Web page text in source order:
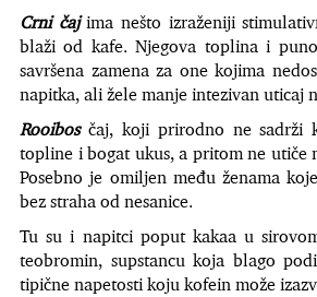
Crni čajima nešto izraženiji
blaži od kafe. Njegova toplina i
savršena zamena za one kojima
napitka, ali žele manje intezivan uticaj
Rooibosčaj, koji prirodno ne sadrži
topline i bogat ukus, a pritom ne utiče
Posebno je omiljen među ženama
bez straha od nesanice.
Tu su i napitci poput kakaa u
teobromin, supstancu koja blago
tipične napetosti koju kofein može